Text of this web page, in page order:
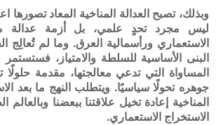
وبذلك، تصبح العدالة المناخية المعاد تصورها
ليس مجرد تحدٍ علمي، بل أزمة عدالة
الاستعماري ورأسمالية العرق. وما لم تُعالِج
البنى الأساسية للسلطة والامتياز،
المساواة التي تدعي معالجتها، مقدمة
جوهره تحولًا سياسيًا. ويتطلب النهج ما بعد
المناخية إعادة تخيل علاقتنا ببعضنا
الاستخراج الاستعماري.